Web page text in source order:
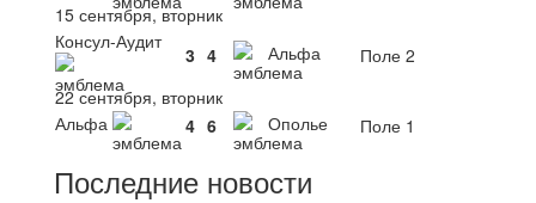
15 сентября, вторник
Консул-Аудит
3 4 Альфа
Поле 2
22 сентября, вторник
Альфа
4 6 Ополье Поле 1
Последние новости